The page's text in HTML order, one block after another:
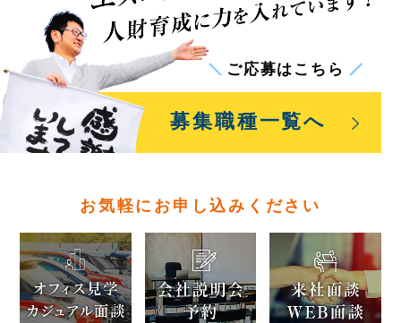
ご応募はこちら
募集職種一覧へ
お気軽にお申し込みください